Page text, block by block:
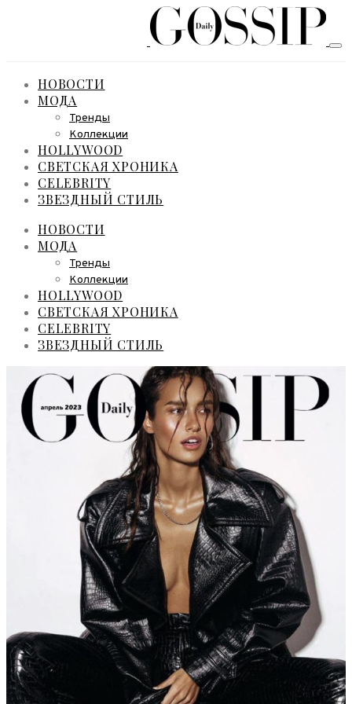
НОВОСТИ
МОДА
Тренды
Коллекции
HOLLYWOOD
СВЕТСКАЯ ХРОНИКА
CELEBRITY
ЗВЕЗДНЫЙ СТИЛЬ
НОВОСТИ
МОДА
Тренды
Коллекции
HOLLYWOOD
СВЕТСКАЯ ХРОНИКА
CELEBRITY
ЗВЕЗДНЫЙ СТИЛЬ